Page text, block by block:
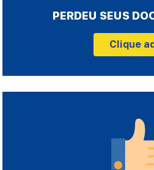
PERDEU SEUS
Clique